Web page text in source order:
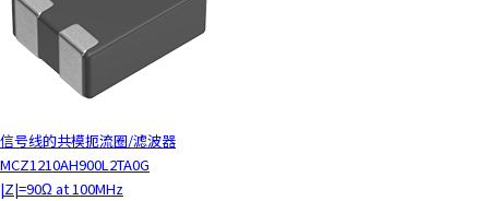
信号线的共模扼流圈/滤波器
MCZ1210AH900L2TA0G
|Z|=90Ω at 100MHz